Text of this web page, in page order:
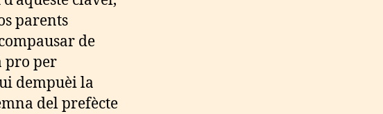
parents
de
pro per
dempuèi la
del prefècte